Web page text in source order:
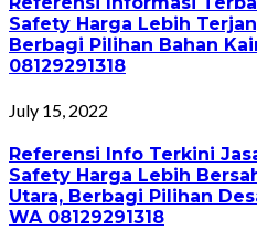
Safety Harga Lebih
Berbagi Pilihan Bahan
08129291318
July 15, 2022
Referensi Info Terkini
Safety Harga Lebih
Utara, Berbagi Pilihan
WA 08129291318